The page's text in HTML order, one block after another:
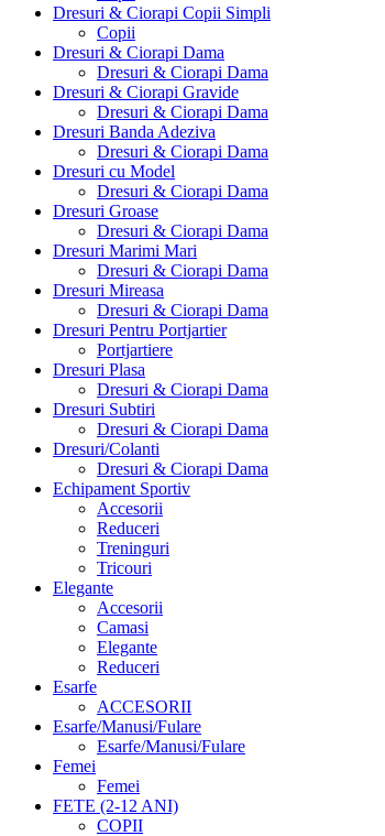
Dresuri & Ciorapi Copii Simpli
Copii
Dresuri & Ciorapi Dama
Dresuri & Ciorapi Dama
Dresuri & Ciorapi Gravide
Dresuri & Ciorapi Dama
Dresuri Banda Adeziva
Dresuri & Ciorapi Dama
Dresuri cu Model
Dresuri & Ciorapi Dama
Dresuri Groase
Dresuri & Ciorapi Dama
Dresuri Marimi Mari
Dresuri & Ciorapi Dama
Dresuri Mireasa
Dresuri & Ciorapi Dama
Dresuri Pentru Portjartier
Portjartiere
Dresuri Plasa
Dresuri & Ciorapi Dama
Dresuri Subtiri
Dresuri & Ciorapi Dama
Dresuri/Colanti
Dresuri & Ciorapi Dama
Echipament Sportiv
Accesorii
Reduceri
Treninguri
Tricouri
Elegante
Accesorii
Camasi
Elegante
Reduceri
Esarfe
ACCESORII
Esarfe/Manusi/Fulare
Esarfe/Manusi/Fulare
Femei
Femei
FETE (2-12 ANI)
COPII